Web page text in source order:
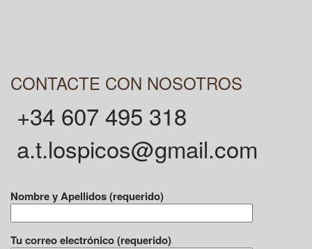
CONTACTE CON NOSOTROS
+34 607 495 318
a.t.lospicos@gmail.com
Nombre y Apellidos (requerido)
Tu correo electrónico (requerido)